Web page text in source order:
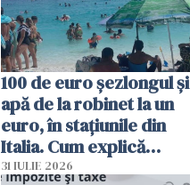
100 de euro șezlongul și
apă de la robinet la un
euro, în stațiunile din
Italia. Cum explică
autoritățile
31 IULIE 2026